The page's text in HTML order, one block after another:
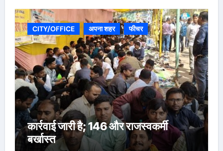
CITY/OFFICE अपना शहर फीचर
कार्रवाई जारी है; 146 और राजस्वकर्मी
बर्खास्त